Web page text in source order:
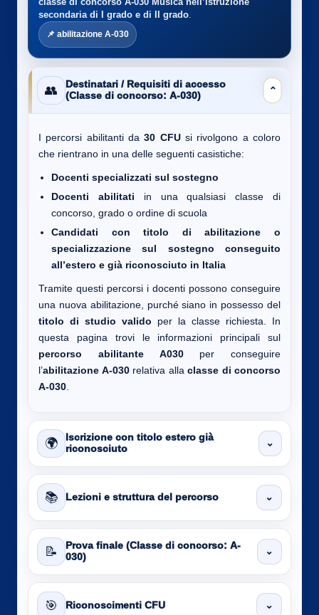
secondaria di I grado e di II grado
📌 abilitazione A-030
👥
Destinatari / Requisiti di accesso
(Classe di concorso: A-030)
⌄
I percorsi abilitanti da30 CFUsi rivolgono a coloro
che rientrano in una delle seguenti casistiche:
Docenti specializzati sul sostegno
Docenti abilitati in una qualsiasi classe di
concorso, grado o ordine di scuola
Candidati con titolo di abilitazione o
specializzazione sul sostegno conseguito
all’estero e già riconosciuto in Italia
Tramite questi percorsi i docenti possono conseguire
una nuova abilitazione, purché siano in possesso del
titolo di studio valido per la classe richiesta. In
questa pagina trovi le informazioni principali sul
percorso abilitante A030per conseguire
l’abilitazione A-030relativa alla classe di concorso
A-030
🌍
Iscrizione con titolo estero già
riconosciuto
⌄
📚 Lezioni e struttura del percorso ⌄
📝
Prova finale (Classe di concorso: A-
030)
⌄
🎯 Riconoscimenti CFU ⌄